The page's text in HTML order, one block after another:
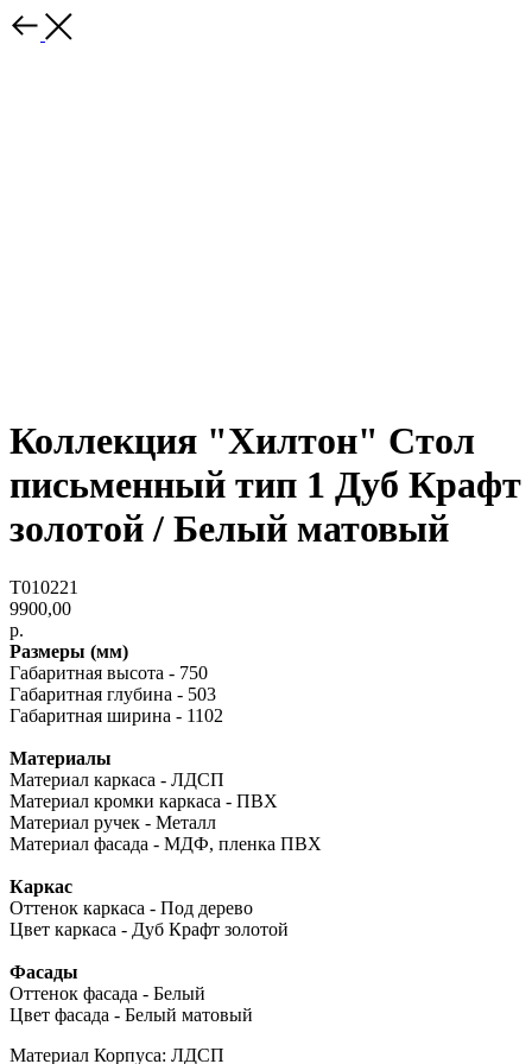
Коллекция "Хилтон" Стол
письменный тип 1 Дуб Крафт
золотой / Белый матовый
Т010221
9900,00
р.
Размеры (мм)
Габаритная высота - 750
Габаритная глубина - 503
Габаритная ширина - 1102
Материалы
Материал каркаса - ЛДСП
Материал кромки каркаса - ПВХ
Материал ручек - Металл
Материал фасада - МДФ, пленка ПВХ
Каркас
Оттенок каркаса - Под дерево
Цвет каркаса - Дуб Крафт золотой
Фасады
Оттенок фасада - Белый
Цвет фасада - Белый матовый
Материал Корпуса: ЛДСП